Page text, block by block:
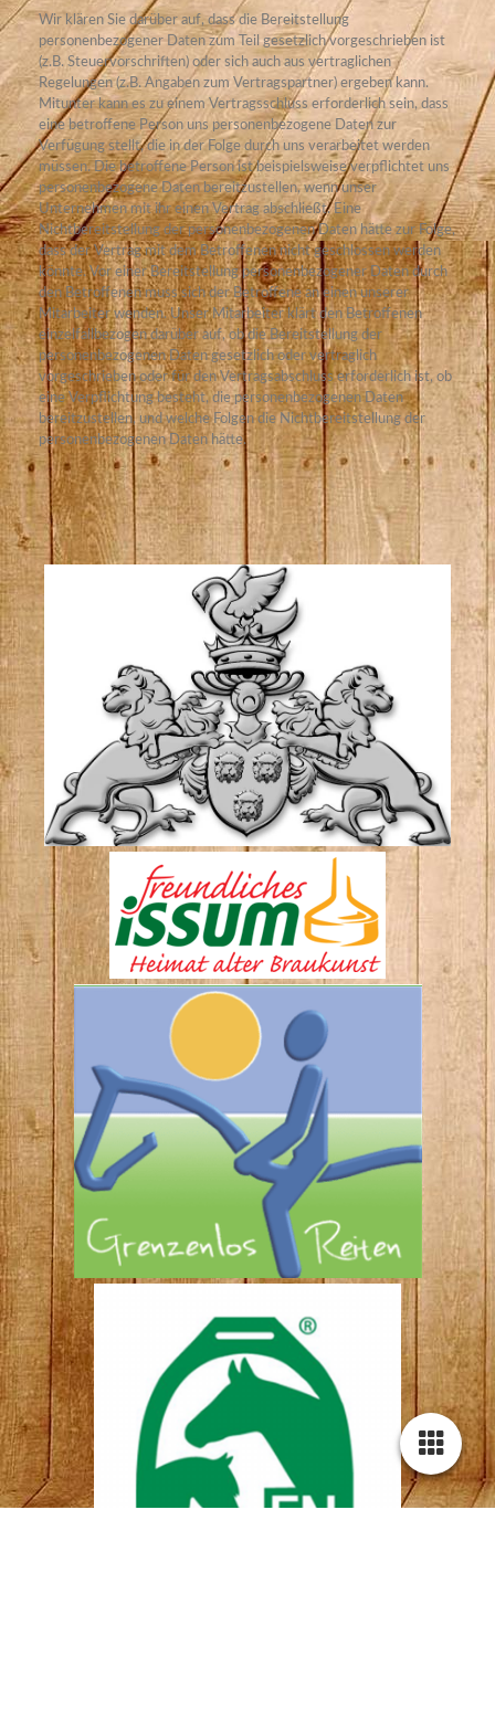
Wir klären Sie darüber auf, dass die Bereitstellung
personenbezogener Daten zum Teil gesetzlich vorgeschrieben ist
(z.B. Steuervorschriften) oder sich auch aus vertraglichen
Regelungen (z.B. Angaben zum Vertragspartner) ergeben kann.
Mitunter kann es zu einem Vertragsschluss erforderlich sein, dass
eine betroffene Person uns personenbezogene Daten zur
Verfügung stellt, die in der Folge durch uns verarbeitet werden
müssen. Die betroffene Person ist beispielsweise verpflichtet uns
personenbezogene Daten bereitzustellen, wenn unser
Unternehmen mit ihr einen Vertrag abschließt. Eine
Nichtbereitstellung der personenbezogenen Daten hätte zur Folge,
dass der Vertrag mit dem Betroffenen nicht geschlossen werden
könnte. Vor einer Bereitstellung personenbezogener Daten durch
den Betroffenen muss sich der Betroffene an einen unserer
Mitarbeiter wenden. Unser Mitarbeiter klärt den Betroffenen
einzelfallbezogen darüber auf, ob die Bereitstellung der
personenbezogenen Daten gesetzlich oder vertraglich
vorgeschrieben oder für den Vertragsabschluss erforderlich ist, ob
eine Verpflichtung besteht, die personenbezogenen Daten
bereitzustellen, und welche Folgen die Nichtbereitstellung der
personenbezogenen Daten hätte.